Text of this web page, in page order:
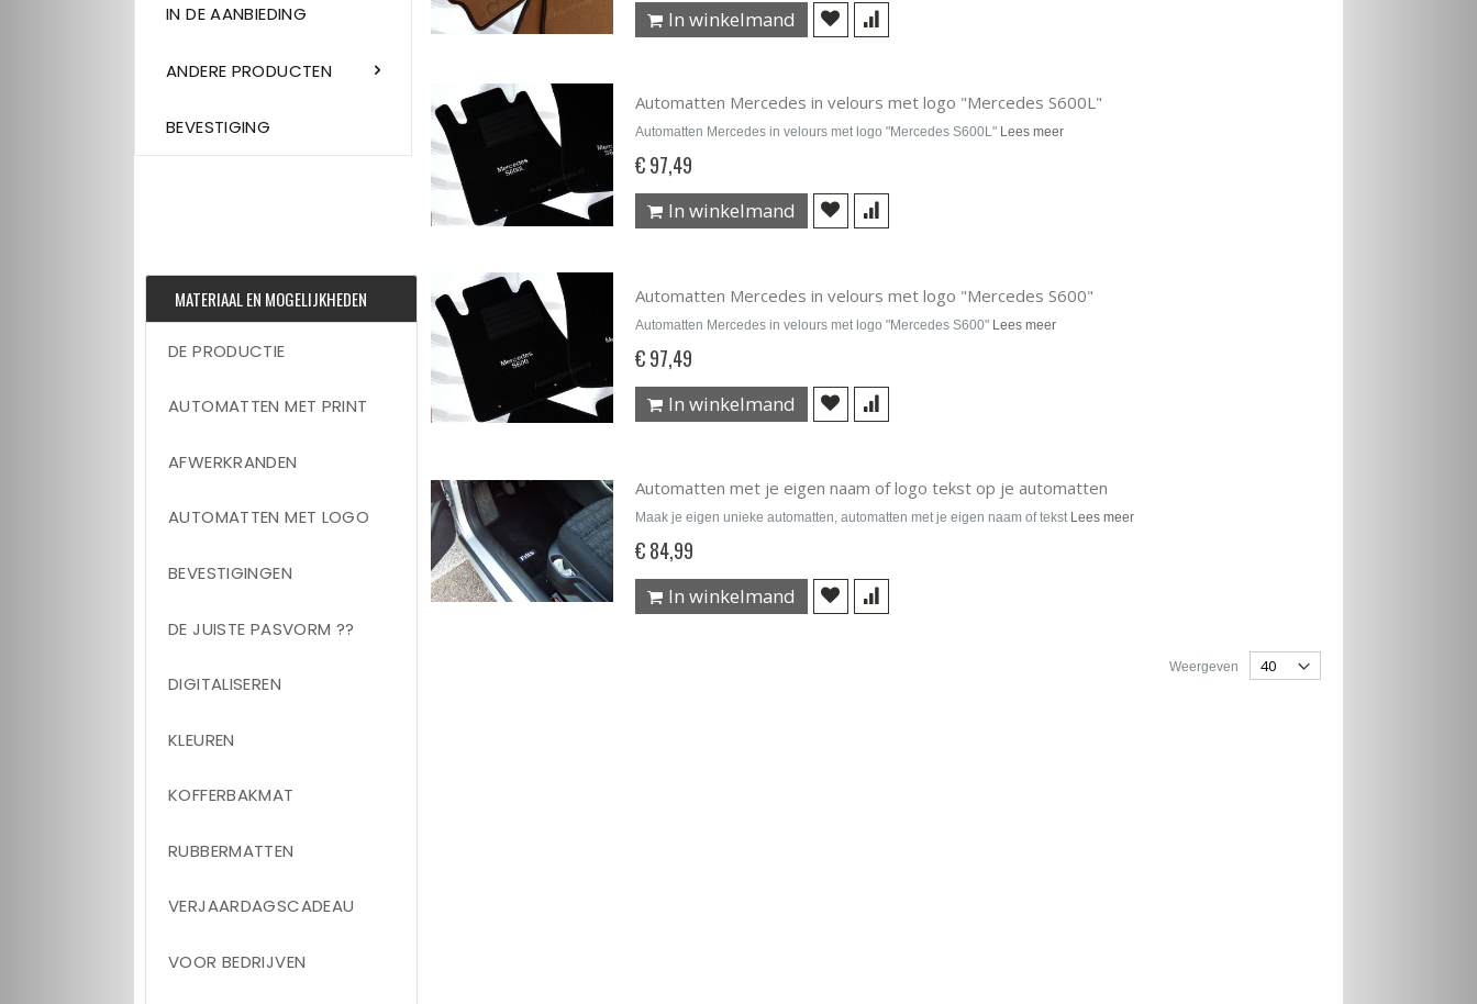
IN DE AANBIEDING
ANDERE PRODUCTEN
BEVESTIGING
In winkelmand
Automatten Mercedes in velours met logo "Mercedes S600L"
Automatten Mercedes in velours met logo "Mercedes S600L" Lees meer
€ 97,49
In winkelmand
Automatten Mercedes in velours met logo "Mercedes S600"
Automatten Mercedes in velours met logo "Mercedes S600" Lees meer
€ 97,49
In winkelmand
Automatten met je eigen naam of logo tekst op je automatten
Maak je eigen unieke automatten, automatten met je eigen naam of tekst Lees meer
€ 84,99
In winkelmand
Weergeven
MATERIAAL EN MOGELIJKHEDEN
DE PRODUCTIE
AUTOMATTEN MET PRINT
AFWERKRANDEN
AUTOMATTEN MET LOGO
BEVESTIGINGEN
DE JUISTE PASVORM ??
DIGITALISEREN
KLEUREN
KOFFERBAKMAT
RUBBERMATTEN
VERJAARDAGSCADEAU
VOOR BEDRIJVEN